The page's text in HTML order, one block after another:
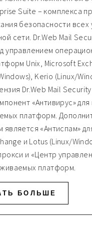
Suite – комплекса
безопасности всех
сети. Dr.Web Mail
управлением
Unix, Microsoft
Kerio (Linux/
Dr.Web Mail
«Антивирус» для
платформ.
является «Антиспам»
и Lotus (Linux/
и «Центр
платформ.
БОЛЬШЕ